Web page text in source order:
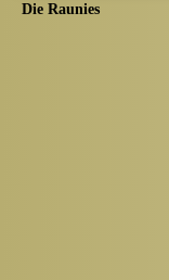
Die Raunies